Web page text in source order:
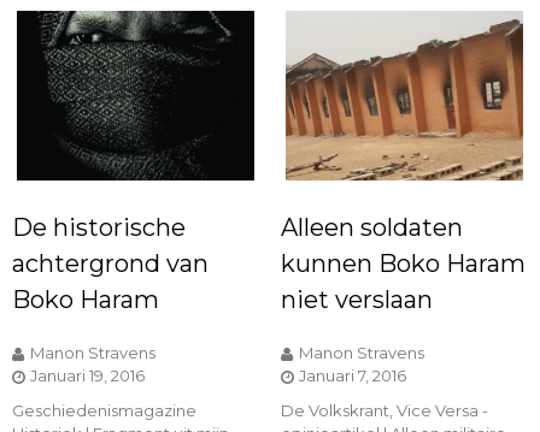
De historische
achtergrond van
Boko Haram
Manon Stravens
Januari 19, 2016
Geschiedenismagazine
Alleen soldaten
kunnen Boko Haram
niet verslaan
Manon Stravens
Januari 7, 2016
De Volkskrant, Vice Versa -